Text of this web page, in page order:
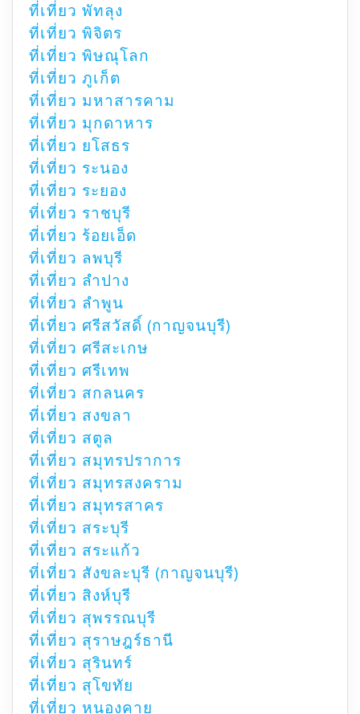
ที่เที่ยว พัทลุง
ที่เที่ยว พิจิตร
ที่เที่ยว พิษณุโลก
ที่เที่ยว ภูเก็ต
ที่เที่ยว มหาสารคาม
ที่เที่ยว มุกดาหาร
ที่เที่ยว ยโสธร
ที่เที่ยว ระนอง
ที่เที่ยว ระยอง
ที่เที่ยว ราชบุรี
ที่เที่ยว ร้อยเอ็ด
ที่เที่ยว ลพบุรี
ที่เที่ยว ลำปาง
ที่เที่ยว ลำพูน
ที่เที่ยว ศรีสวัสดิ์ (กาญจนบุรี)
ที่เที่ยว ศรีสะเกษ
ที่เที่ยว ศรีเทพ
ที่เที่ยว สกลนคร
ที่เที่ยว สงขลา
ที่เที่ยว สตูล
ที่เที่ยว สมุทรปราการ
ที่เที่ยว สมุทรสงคราม
ที่เที่ยว สมุทรสาคร
ที่เที่ยว สระบุรี
ที่เที่ยว สระแก้ว
ที่เที่ยว สังขละบุรี (กาญจนบุรี)
ที่เที่ยว สิงห์บุรี
ที่เที่ยว สุพรรณบุรี
ที่เที่ยว สุราษฎร์ธานี
ที่เที่ยว สุรินทร์
ที่เที่ยว สุโขทัย
ที่เที่ยว หนองคาย